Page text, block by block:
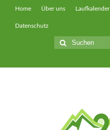
Home Über uns Laufkalender
Datenschutz
Suche
nach: